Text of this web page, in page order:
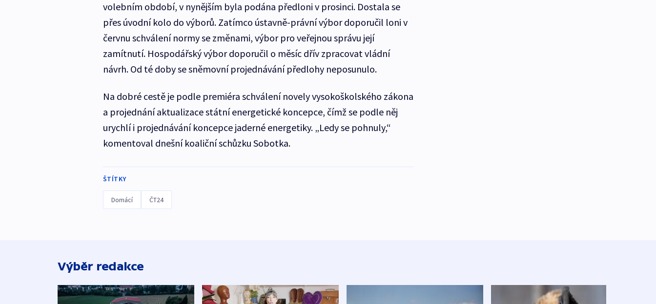
volebním období, v nynějším byla podána předloni v prosinci. Dostala se
přes úvodní kolo do výborů. Zatímco ústavně-právní výbor doporučil loni v
červnu schválení normy se změnami, výbor pro veřejnou správu její
zamítnutí. Hospodářský výbor doporučil o měsíc dřív zpracovat vládní
návrh. Od té doby se sněmovní projednávání předlohy neposunulo.
Na dobré cestě je podle premiéra schválení novely vysokoškolského zákona
a projednání aktualizace státní energetické koncepce, čímž se podle něj
urychlí i projednávání koncepce jaderné energetiky. „Ledy se pohnuly,“
komentoval dnešní koaliční schůzku Sobotka.
ŠTÍTKY
Domácí ČT24
Výběr redakce